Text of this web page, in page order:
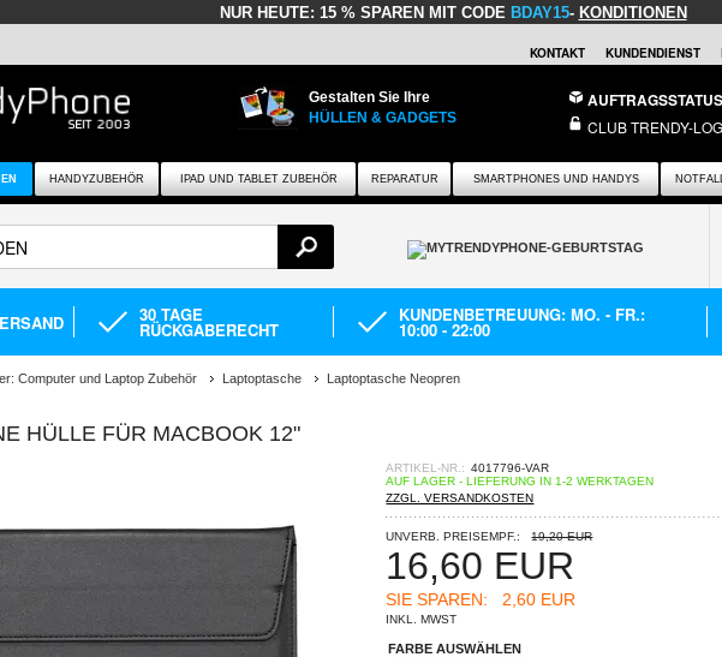
NUR HEUTE: 15 % SPAREN MIT CODE BDAY15- KONDITIONEN
KONTAKT KUNDENDIENST
Gestalten Sie Ihre
HÜLLEN & GADGETS
AUFTRAGSSTATUS
CLUB TRENDY-
HANDYZUBEHÖR IPAD UND TABLET ZUBEHÖR REPARATUR SMARTPHONES UND HANDYS
30 TAGE
RÜCKGABERECHT
KUNDENBETREUUNG: MO. - FR.:
10:00 - 22:00
Computer und Laptop Zubehör Laptoptasche Laptoptasche Neopren
HÜLLE FÜR MACBOOK 12"
ARTIKEL-NR.: 4017796-VAR
AUF LAGER - LIEFERUNG IN 1-2 WERKTAGEN
ZZGL. VERSANDKOSTEN
UNVERB. PREISEMPF.: 19,20 EUR
16,60 EUR
SIE SPAREN: 2,60 EUR
INKL. MWST
FARBE AUSWÄHLEN